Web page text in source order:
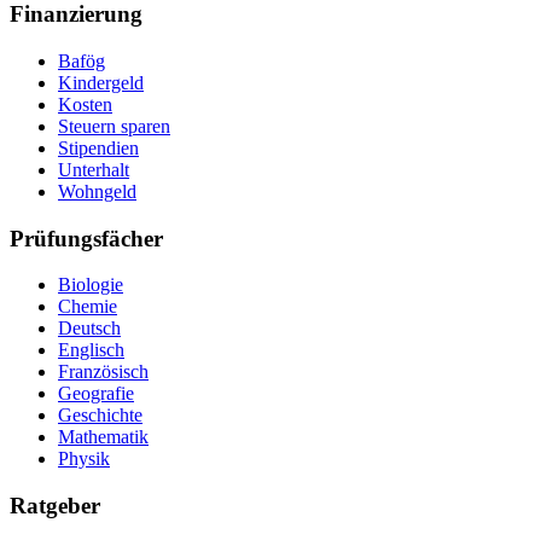
Finanzierung
Bafög
Kindergeld
Kosten
Steuern sparen
Stipendien
Unterhalt
Wohngeld
Prüfungsfächer
Biologie
Chemie
Deutsch
Englisch
Französisch
Geografie
Geschichte
Mathematik
Physik
Ratgeber